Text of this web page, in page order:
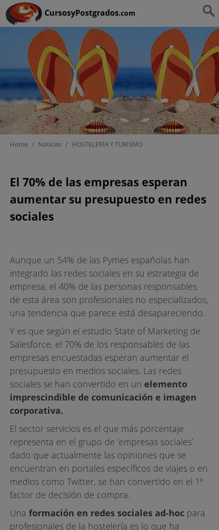
CursosyPostgrados.com
Ruta:HOME>
sociales llega al mundo de
la hostelería
Home / Noticias / HOSTELERÍA Y TURISMO
El 70% de las empresas esperan
aumentar su presupuesto en redes
sociales
Aunque un 54% de las Pymes españolas han
integrado las redes sociales en su estrategia de
empresa, el 40% de las personas responsables
de esta área son profesionales no especializados,
una tendencia que parece está desapareciendo.
Y es que según el estudio State of Marketing de
Salesforce, el 70% de los responsables de las
empresas encuestadas esperan aumentar el
presupuesto en medios sociales. Las redes
sociales se han convertido en un elemento
imprescindible de comunicación e imagen
corporativa.
El sector servicios es el que más porcentaje
representa en el grupo de ‘empresas sociales’
dado que actualmente las opiniones que se
encuentran en portales específicos de viajes o en
medios como Twitter, se han convertido en el 1º
factor de decisión de compra.
Una formación en redes sociales ad-hoc para
profesionales de la hostelería es lo que ha